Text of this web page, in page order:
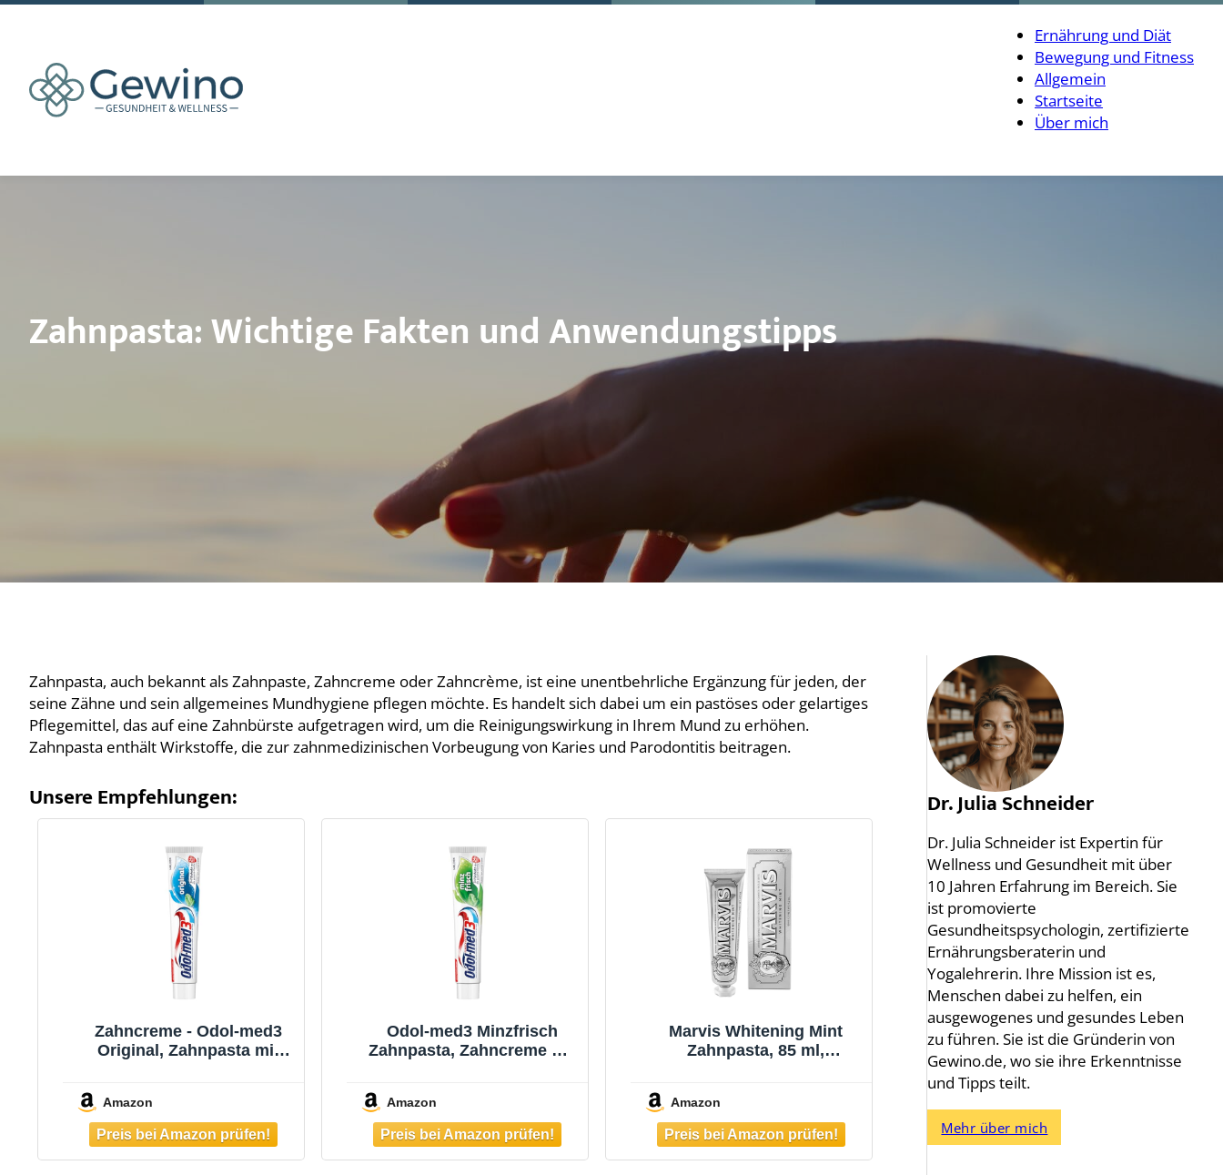
Ernährung und Diät
Bewegung und Fitness
Allgemein
Startseite
Über mich
Zahnpasta: Wichtige Fakten und Anwendungstipps
Zahnpasta, auch bekannt als Zahnpaste, Zahncreme oder Zahncrème, ist eine unentbehrliche Ergänzung für jeden, der
seine Zähne und sein allgemeines Mundhygiene pflegen möchte. Es handelt sich dabei um ein pastöses oder gelartiges
Pflegemittel, das auf eine Zahnbürste aufgetragen wird, um die Reinigungswirkung in Ihrem Mund zu erhöhen.
Zahnpasta enthält Wirkstoffe, die zur zahnmedizinischen Vorbeugung von Karies und Parodontitis beitragen.
Unsere Empfehlungen:
Zahncreme - Odol-med3
Original, Zahnpasta mit
Zahnfleisch** und frischen
Atem, 75 ml
Amazon
Odol-med3 Minzfrisch
Zahnpasta, Zahncreme mit
gesundes Zahnfleisch**
und frischen Atem, 75ml
Amazon
Marvis Whitening Mint
Zahnpasta, 85 ml,
Zahnaufhellung,
Zahncreme entfernt Plaque
& verleiht langanhaltende
Frische
Amazon
Dr. Julia Schneider
Dr. Julia Schneider ist Expertin für
Wellness und Gesundheit mit über
10 Jahren Erfahrung im Bereich. Sie
ist promovierte
Gesundheitspsychologin, zertifizierte
Ernährungsberaterin und
Yogalehrerin. Ihre Mission ist es,
Menschen dabei zu helfen, ein
ausgewogenes und gesundes Leben
zu führen. Sie ist die Gründerin von
Gewino.de, wo sie ihre Erkenntnisse
und Tipps teilt.
Mehr über mich